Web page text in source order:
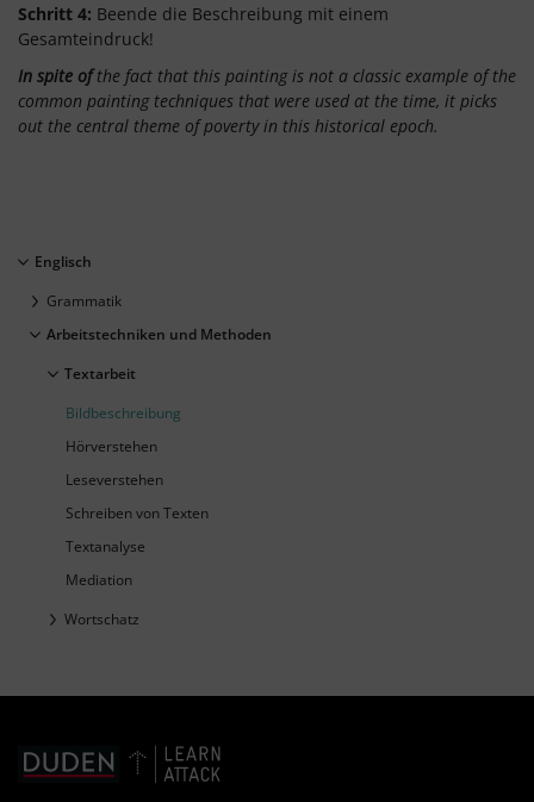
Schritt 4: Beende die Beschreibung mit einem
Gesamteindruck!
In spite ofthe fact that this painting is not a classic example of the
common painting techniques that were used at the time, it picks
out the central theme of poverty in this historical epoch.
Englisch
Grammatik
Arbeitstechniken und Methoden
Textarbeit
Bildbeschreibung
Hörverstehen
Leseverstehen
Schreiben von Texten
Textanalyse
Mediation
Wortschatz